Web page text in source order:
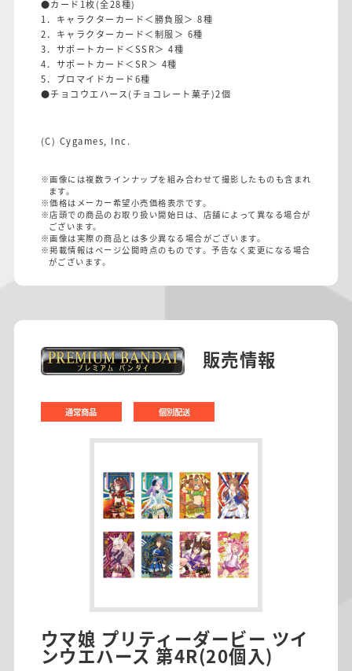
●カード1枚(全28種)
1．キャラクターカード＜勝負服＞ 8種
2．キャラクターカード＜制服＞ 6種
3．サポートカード＜SSR＞ 4種
4．サポートカード＜SR＞ 4種
5．ブロマイドカード6種
●チョコウエハース(チョコレート菓子)2個
(C) Cygames, Inc.
※画像には複数ラインナップを組み合わせて撮影したものも含まれ
ます。
※価格はメーカー希望小売価格表示です。
※店頭での商品のお取り扱い開始日は、店舗によって異なる場合が
ございます。
※画像は実際の商品とは多少異なる場合がございます。
※掲載情報はページ公開時点のものです。予告なく変更になる場合
がございます。
販売情報
通常商品 個別配送
ウマ娘 プリティーダービー ツイ
ンウエハース 第4R(20個入)